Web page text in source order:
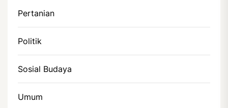
Pertanian
Politik
Sosial Budaya
Umum